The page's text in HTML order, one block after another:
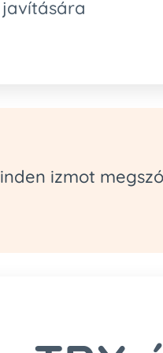
javítására
izmot